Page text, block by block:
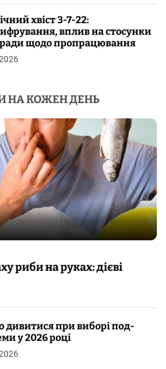
хвіст 3-7-22:
вплив на стосунки
щодо пропрацювання
НА КОЖЕН ДЕНЬ
риби на руках: дієві
дивитися при виборі под-
у 2026 році